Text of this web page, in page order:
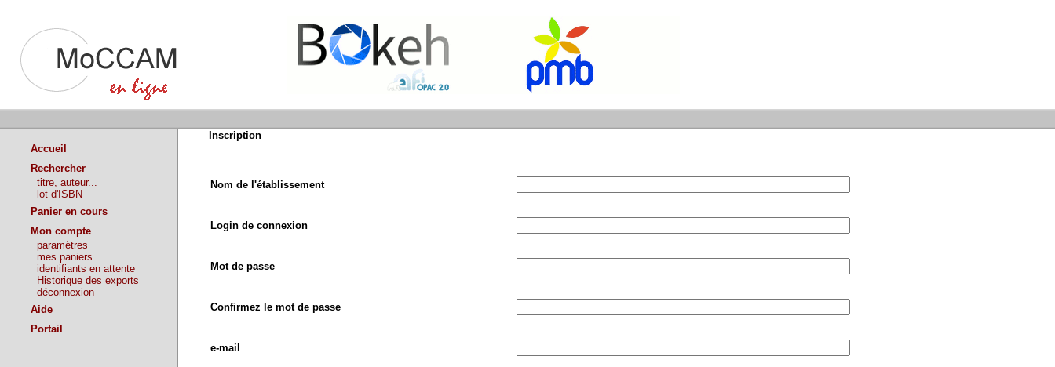
Accueil
Rechercher
titre, auteur...
lot d'ISBN
Panier en cours
Mon compte
paramètres
mes paniers
identifiants en attente
Historique des exports
déconnexion
Aide
Portail
Inscription
Nom de l'établissement
Login de connexion
Mot de passe
Confirmez le mot de passe
e-mail